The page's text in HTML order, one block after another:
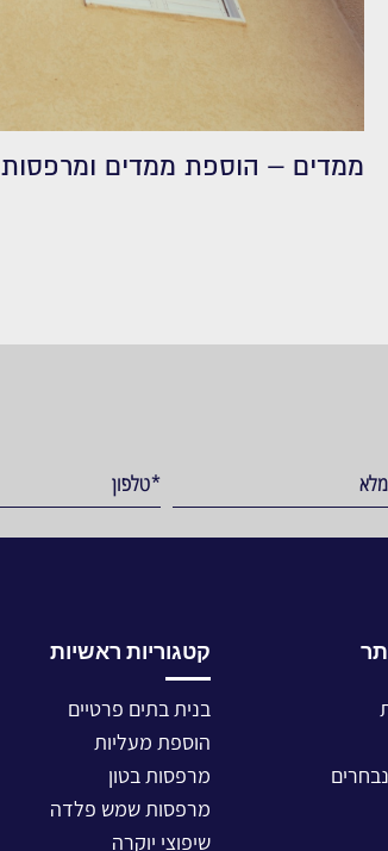
ממדים – הוספת ממדים ומרפסות
קטגוריות ראשיות
בנית בתים פרטיים
הוספת מעליות
מרפסות בטון
מרפסות שמש פלדה
שיפוצי יוקרה